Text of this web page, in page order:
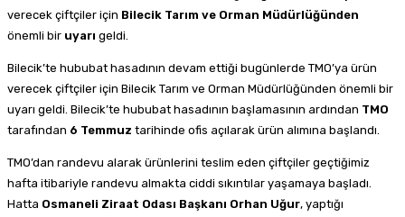
verecek çiftçiler için Bilecik Tarım ve Orman Müdürlüğünden
önemli bir uyarı geldi.
Bilecik’te hububat hasadının devam ettiği bugünlerde TMO’ya ürün
verecek çiftçiler için Bilecik Tarım ve Orman Müdürlüğünden önemli bir
uyarı geldi. Bilecik’te hububat hasadının başlamasının ardından TMO
tarafından 6 Temmuz tarihinde ofis açılarak ürün alımına başlandı.
TMO’dan randevu alarak ürünlerini teslim eden çiftçiler geçtiğimiz
hafta itibariyle randevu almakta ciddi sıkıntılar yaşamaya başladı.
Hatta Osmaneli Ziraat Odası Başkanı Orhan Uğur, yaptığı